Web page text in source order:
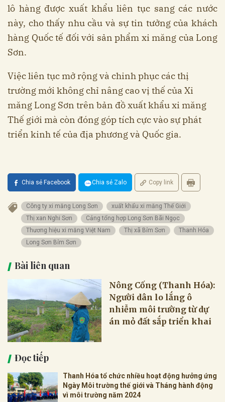
lô hàng được xuất khẩu liên tục sang các nước
này, cho thấy nhu cầu và sự tin tưởng của khách
hàng Quốc tế đối với sản phẩm xi măng của Long
Sơn.
Việc liên tục mở rộng và chinh phục các thị
trường mới không chỉ nâng cao vị thế của Xi
măng Long Sơn trên bản đồ xuất khẩu xi măng
Thế giới mà còn đóng góp tích cực vào sự phát
triển kinh tế của địa phương và Quốc gia​.
Chia sẻ Facebook Chia sẻ Zalo Copy link
Công ty xi măng Long Sơn
xuất khẩu xi măng Thế Giới
Thị xan Nghi Sơn
Cảng tổng hợp Long Sơn Bãi Ngọc
Thương hiệu xi măng Việt Nam
Thị xã Bỉm Sơn
Thanh Hóa
Long Sơn Bỉm Sơn
Bài liên quan
Nông Cống (Thanh Hóa):
Người dân lo lắng ô
nhiễm môi trường từ dự
án mỏ đất sắp triển khai
Đọc tiếp
Thanh Hóa tổ chức nhiều hoạt động hưởng ứng
Ngày Môi trường thế giới và Tháng hành động
vì môi trường năm 2024